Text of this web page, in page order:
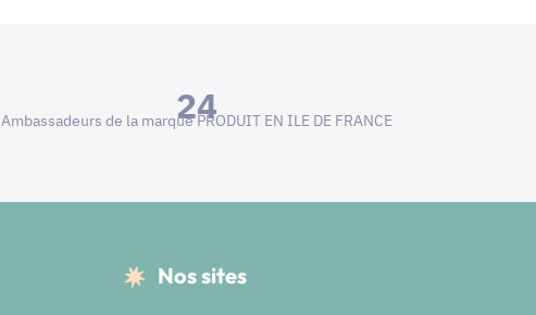
24
Ambassadeurs de la marque PRODUIT EN ILE DE FRANCE
Nos sites